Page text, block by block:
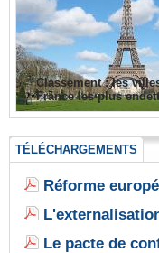
Classement : les
France les plus
TÉLÉCHARGEMENTS
Réforme
Le pacte de